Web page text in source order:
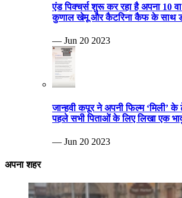
एंड पिक्चर्स शुरू कर रहा है अपना 10
कुणाल खेमू और कैटरिना कैफ के साथ
— Jun 20 2023
जान्हवी कपूर ने अपनी फिल्म ‘मिली’ के
पहले सभी पिताओं के लिए लिखा एक
— Jun 20 2023
अपना शहर